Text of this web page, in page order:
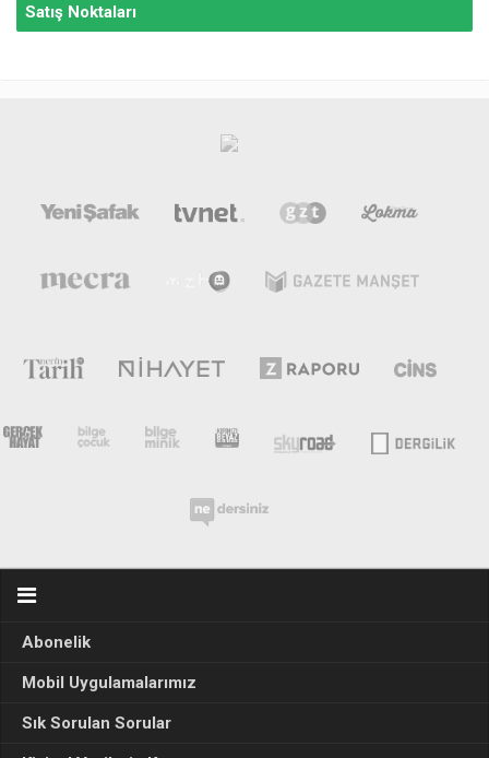
Satış Noktaları
Abonelik
Mobil Uygulamalarımız
Sık Sorulan Sorular